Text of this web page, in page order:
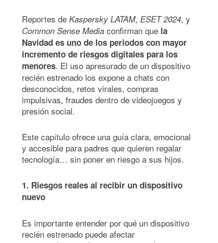
Reportes de Kaspersky LATAM, ESET 2024, y
Common Sense Media confirman que la
Navidad es uno de los periodos con mayor
incremento de riesgos digitales para los
menores. El uso apresurado de un dispositivo
recién estrenado los expone a chats con
desconocidos, retos virales, compras
impulsivas, fraudes dentro de videojuegos y
presión social.
Este capítulo ofrece una guía clara, emocional
y accesible para padres que quieren regalar
tecnología… sin poner en riesgo a sus hijos.
1. Riesgos reales al recibir un dispositivo
nuevo
Es importante entender por qué un dispositivo
recién estrenado puede afectar